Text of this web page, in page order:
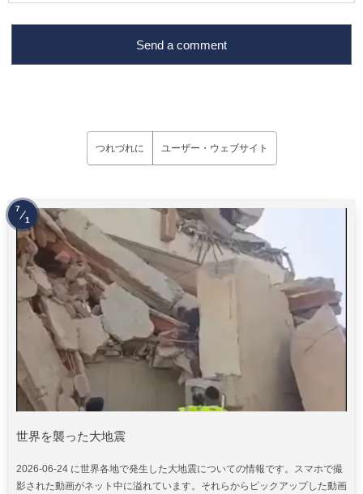
つれづれに ユーザー・ウェブサイト
世界を襲った大地震
2026-06-24 に世界各地で発生した大地震についての情報です。スマホで撮
影された動画がネット中に溢れています。それらからピックアップした動画
7
1